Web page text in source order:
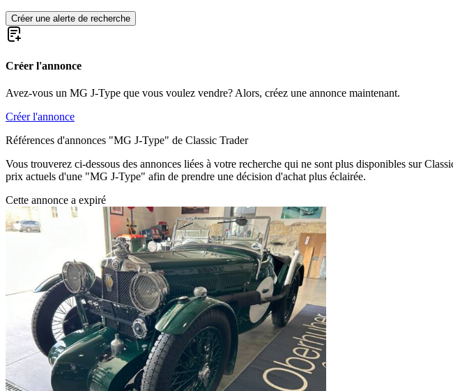
Créer une alerte de recherche
Créer l'annonce
Avez-vous un MG J-Type que vous voulez vendre? Alors, créez une annonce maintenant.
Créer l'annonce
Références d'annonces "MG J-Type" de Classic Trader
Vous trouverez ci-dessous des annonces liées à votre recherche qui ne sont plus disponibles sur
prix actuels d'une "MG J-Type" afin de prendre une décision d'achat plus éclairée.
Cette annonce a expiré